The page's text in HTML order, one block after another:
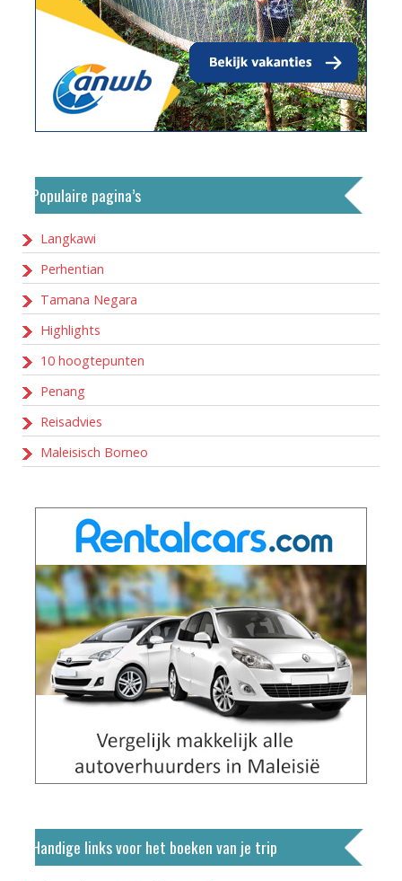
Populaire pagina’s
Langkawi
Perhentian
Tamana Negara
Highlights
10 hoogtepunten
Penang
Reisadvies
Maleisisch Borneo
Handige links voor het boeken van je trip